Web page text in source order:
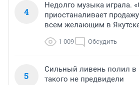
4
Недолго музыка играла.
приостаналивает
всем желающим в
1 009 Обсудить
5
Сильный ливень полил в
такого не предвидели